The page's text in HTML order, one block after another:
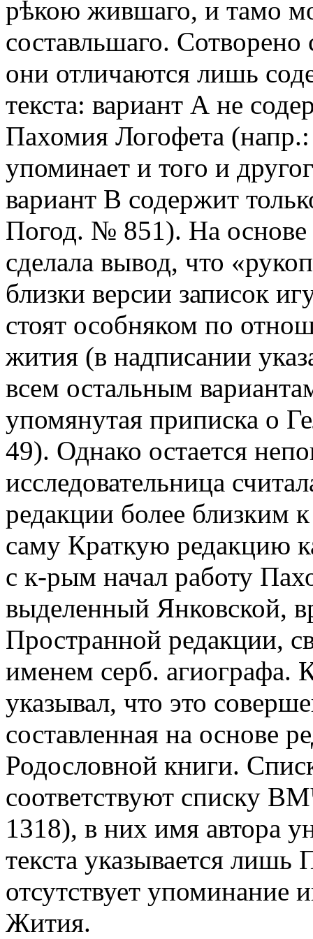
рѣкою жившаго, и тамо
составльшаго.
они отличаются лишь
текста: вариант А не
Пахомия Логофета
упоминает и того и
вариант В содержит
Погод. № 851). На основе
сделала вывод, что
близки версии записок
стоят особняком по
жития (в надписании
всем остальным
упомянутая приписка о
49). Однако остается
исследовательница
редакции более близким
саму Краткую редакцию
с к-рым начал работу
выделенный Янковской,
Пространной редакции,
именем серб. агиографа.
указывал, что это
составленная на основе
Родословной книги.
соответствуют списку
1318), в них имя автора
текста указывается лишь
отсутствует упоминание
Жития.